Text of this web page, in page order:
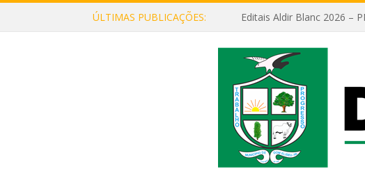
ÚLTIMAS PUBLICAÇÕES: Editais Aldir Blanc 2026 –